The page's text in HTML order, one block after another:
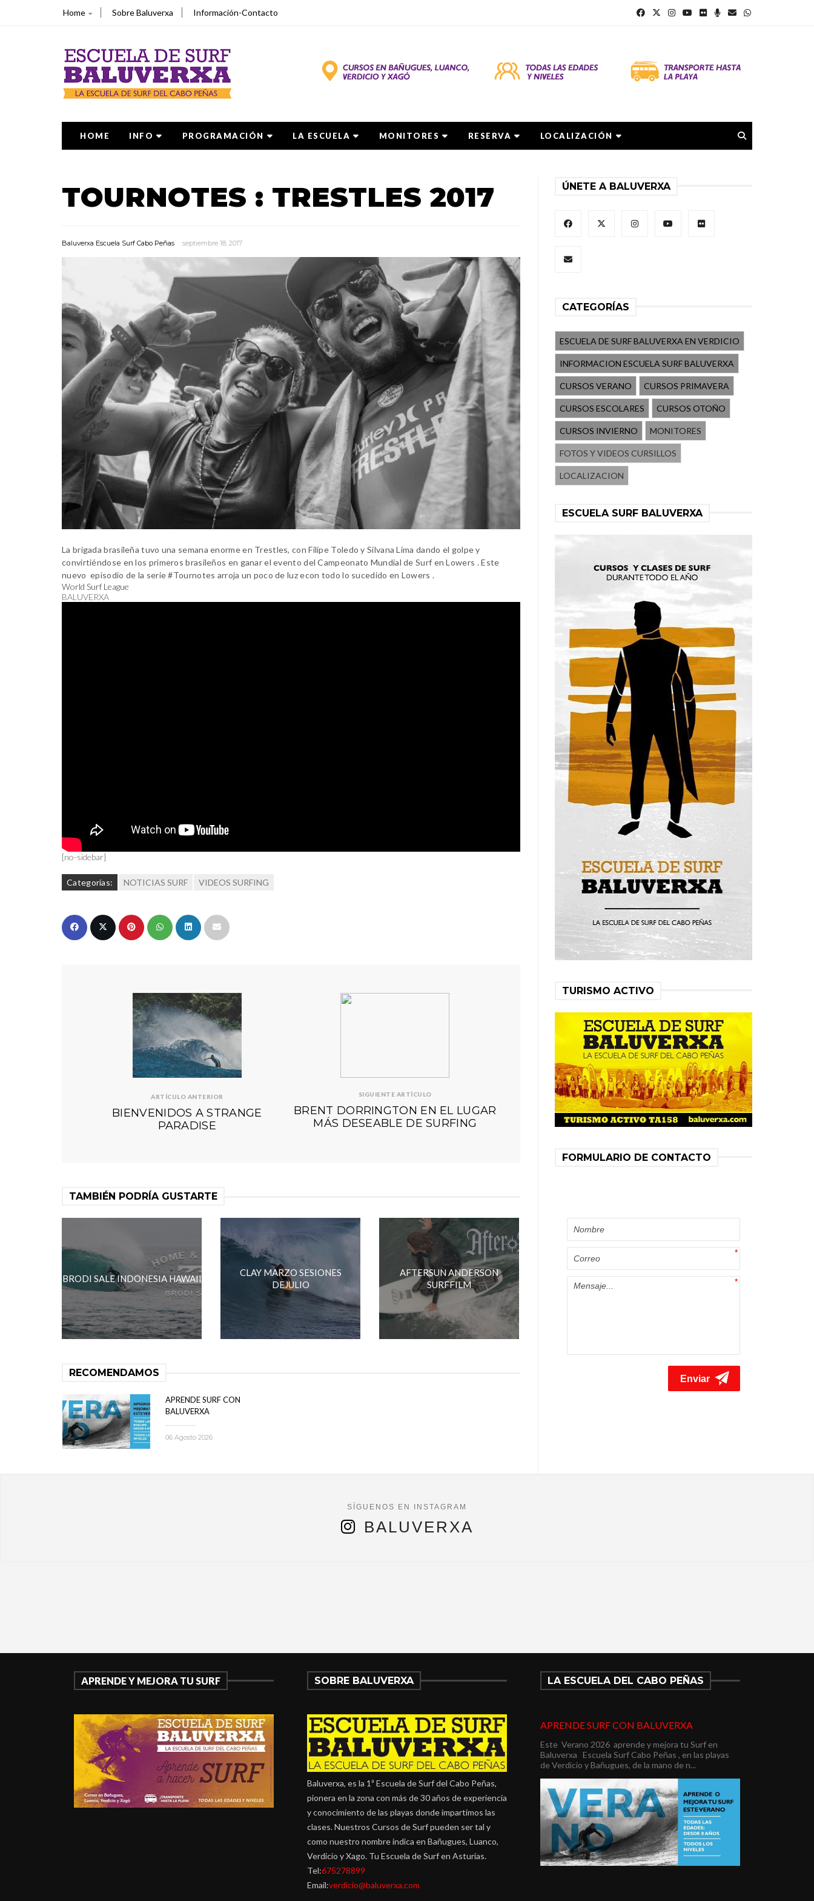
Home Sobre Baluverxa Información-Contacto
HOME INFO PROGRAMACIÓN LA ESCUELA MONITORES RESERVA LOCALIZACIÓN
TOURNOTES : TRESTLES 2017
Baluverxa Escuela Surf Cabo Peñas septiembre 18, 2017
La brigada brasileña tuvo una semana enorme en Trestles, con Filipe Toledo y Silvana Lima dando el golpe y
convirtiéndose en los primeros brasileños en ganar el evento del Campeonato Mundial de Surf en Lowers .Este
nuevo episodio de la serie #Tournotes arroja un poco de luz econ todo lo sucedido en Lowers .
World Surf League
BALUVERXA
[no-sidebar]
Categorías: NOTICIAS SURF VIDEOS SURFING
ARTÍCULO ANTERIOR
BIENVENIDOS A STRANGE
PARADISE
SIGUIENTE ARTÍCULO
BRENT DORRINGTON EN EL LUGAR
MÁS DESEABLE DE SURFING
TAMBIÉN PODRÍA GUSTARTE
BRODI SALE INDONESIA HAWAII
CLAY MARZO SESIONES
DEJULIO
AFTERSUN ANDERSON
SURFFILM
RECOMENDAMOS
APRENDE SURF CON
BALUVERXA
06 Agosto 2026
ÚNETE A BALUVERXA
CATEGORÍAS
ESCUELA DE SURF BALUVERXA EN VERDICIO
INFORMACION ESCUELA SURF BALUVERXA
CURSOS VERANO CURSOS PRIMAVERA
CURSOS ESCOLARES CURSOS OTOÑO
CURSOS INVIERNO MONITORES
FOTOS Y VIDEOS CURSILLOS
LOCALIZACION
ESCUELA SURF BALUVERXA
TURISMO ACTIVO
FORMULARIO DE CONTACTO
BALUVERXA
APRENDE Y MEJORA TU SURF SOBRE BALUVERXA
Baluverxa, es la 1ª Escuela de Surf del Cabo Peñas,
pionera en la zona con más de 30 años de experiencia
y conocimiento de las playas donde impartimos las
clases. Nuestros Cursos de Surf pueden ser tal y
como nuestro nombre indica en Bañugues, Luanco,
Verdicio y Xago. Tu Escuela de Surf en Asturias.
Tel:675278899
Email:verdicio@baluverxa.com
LA ESCUELA DEL CABO PEÑAS
APRENDE SURF CON BALUVERXA
Este Verano 2026 aprende y mejora tu Surf en
Baluverxa Escuela Surf Cabo Peñas , en las playas
de Verdicio y Bañugues, de la mano de n...